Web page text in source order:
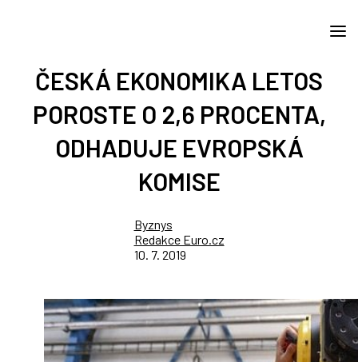
ČESKÁ EKONOMIKA LETOS
POROSTE O 2,6 PROCENTA,
ODHADUJE EVROPSKÁ
KOMISE
Byznys
Redakce Euro.cz
10. 7. 2019